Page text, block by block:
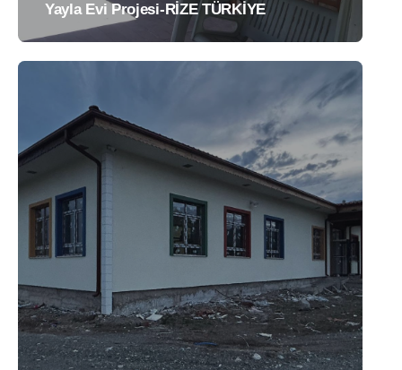
Yayla Evi Projesi-RİZE TÜRKİYE